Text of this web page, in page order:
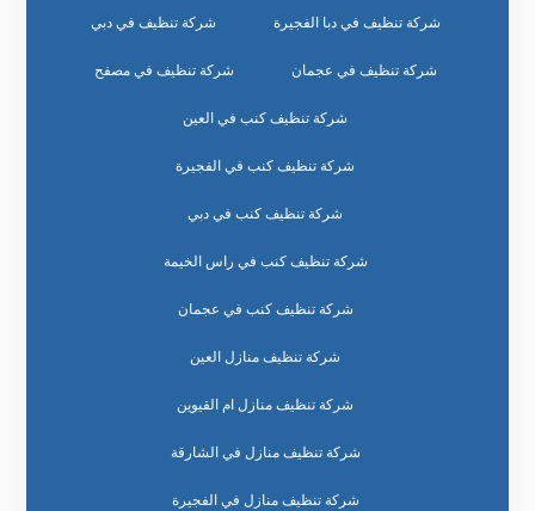
شركة تنظيف في دبا الفجيرة شركة تنظيف في دبي
شركة تنظيف في عجمان شركة تنظيف في مصفح
شركة تنظيف كنب في العين
شركة تنظيف كنب في الفجيرة
شركة تنظيف كنب في دبي
شركة تنظيف كنب في راس الخيمة
شركة تنظيف كنب في عجمان
شركة تنظيف منازل العين
شركة تنظيف منازل ام القيوين
شركة تنظيف منازل في الشارقة
شركة تنظيف منازل في الفجيرة